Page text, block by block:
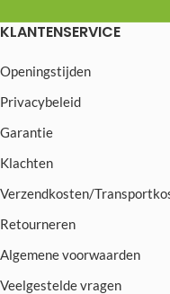
KLANTENSERVICE
Openingstijden
Privacybeleid
Garantie
Klachten
Verzendkosten/
Retourneren
Algemene voorwaarden
Veelgestelde vragen